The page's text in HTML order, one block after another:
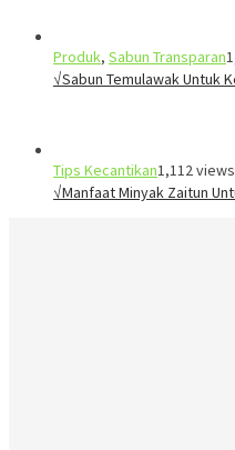
Produk, Sabun Transparan
√Sabun Temulawak Untuk
Tips Kecantikan1,112 views
√Manfaat Minyak Zaitun